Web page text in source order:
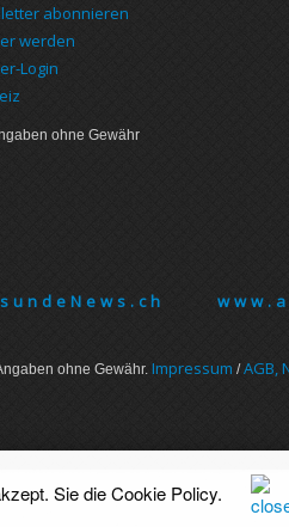
abonnieren
werden
Login
ohne Gewähr
ohne Gewähr. Im­pres­sum /AGB,
Sie dieCookie Policy.